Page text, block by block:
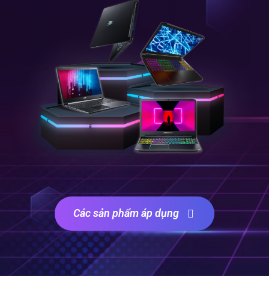
Các sản phẩm áp dụng